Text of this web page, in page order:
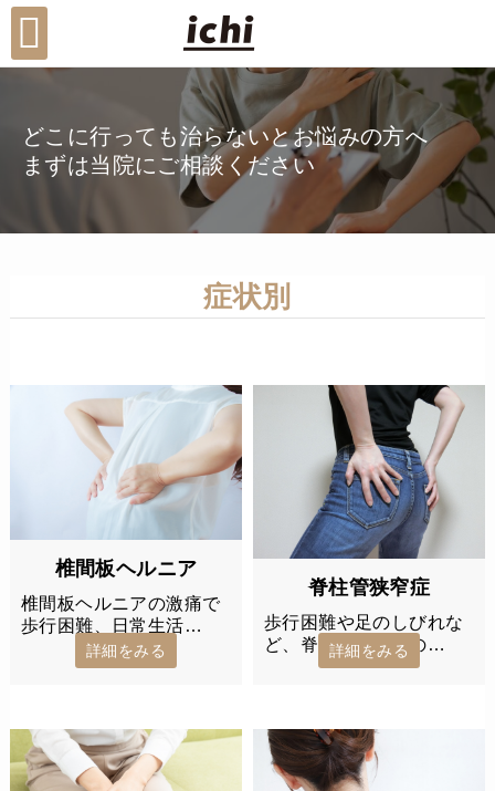
どこに行っても治らないとお悩みの方へ
まずは当院にご相談ください
症状別
椎間板ヘルニア
椎間板ヘルニアの激痛で
歩行困難、日常生活…
詳細をみる
脊柱管狭窄症
歩行困難や足のしびれな
ど、脊柱管狭窄症の…
詳細をみる